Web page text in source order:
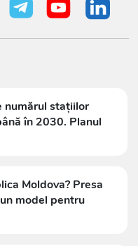
numărul stațiilor
în 2030. Planul
Moldova? Presa
model pentru